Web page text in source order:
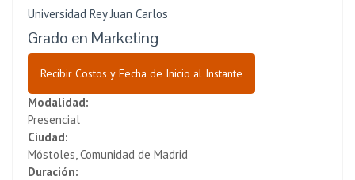
Universidad Rey Juan Carlos
Grado en Marketing
Recibir Costos y Fecha de Inicio al Instante
Modalidad:
Presencial
Ciudad:
Móstoles, Comunidad de Madrid
Duración: